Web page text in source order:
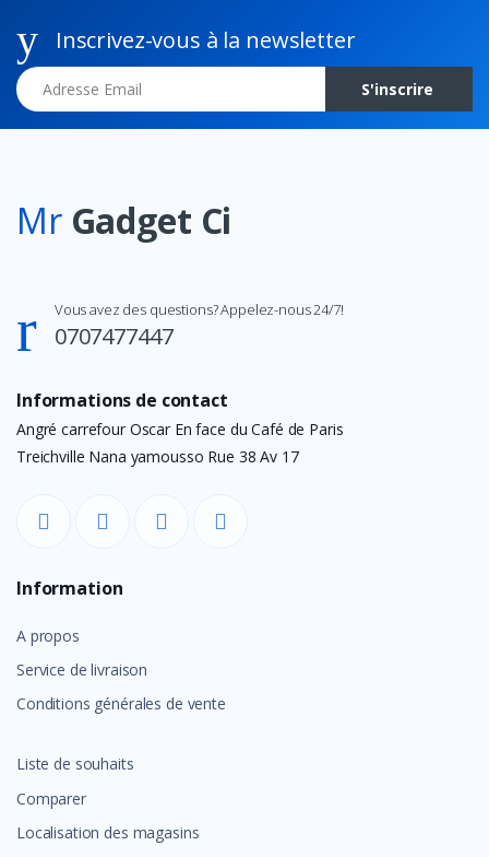
Inscrivez-vous à la newsletter
Adresse Email
S'inscrire
Mr Gadget Ci
Vous avez des questions? Appelez-nous 24/7!
0707477447
Informations de contact
Angré carrefour Oscar En face du Café de Paris
Treichville Nana yamousso Rue 38 Av 17
Information
A propos
Service de livraison
Conditions générales de vente
Liste de souhaits
Comparer
Localisation des magasins